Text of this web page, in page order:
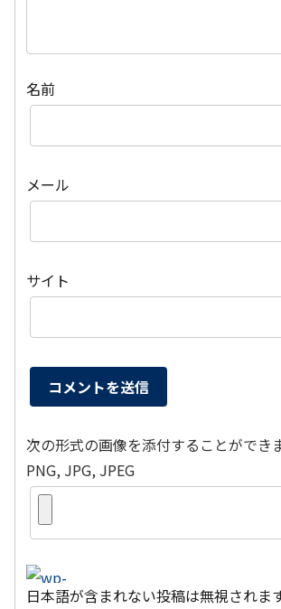
名前
メール
サイト
次の形式の画像を添付することができ
PNG, JPG, JPEG
日本語が含まれない投稿は無視されま